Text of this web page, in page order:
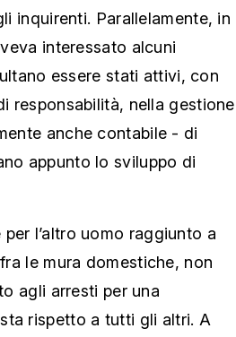
inquirenti. Parallelamente, in
interessato alcuni
essere stati attivi, con
responsabilità, nella gestione
anche contabile - di
appunto lo sviluppo di
l’altro uomo raggiunto a
le mura domestiche, non
agli arresti per una
rispetto a tutti gli altri. A